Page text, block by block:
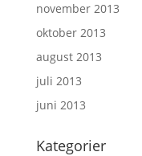
november 2013
oktober 2013
august 2013
juli 2013
juni 2013
Kategorier